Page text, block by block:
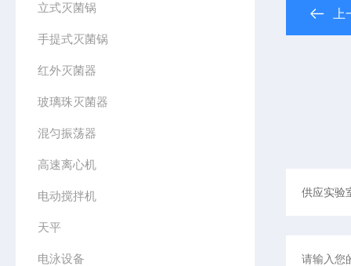
立式灭菌锅
手提式灭菌锅
红外灭菌器
玻璃珠灭菌器
混匀振荡器
高速离心机
电动搅拌机
天平
电泳设备